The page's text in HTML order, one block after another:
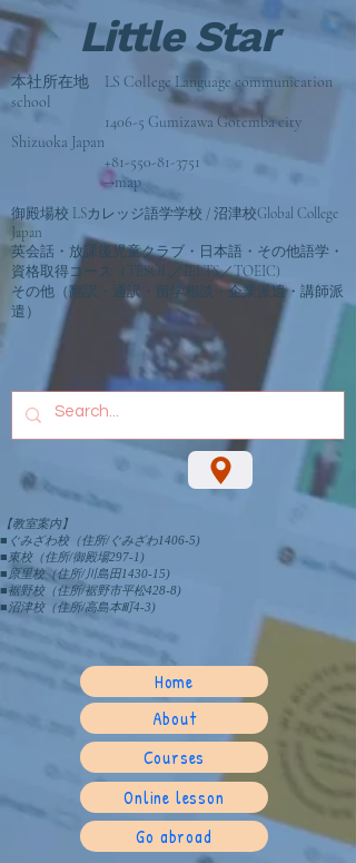
Little Star
本社所在地 LS College Language communication
school
1406-5 Gumizawa Gotemba city
Shizuoka Japan
+81-550-81-3751
→map
御殿場校 LSカレッジ語学学校 / 沼津校Global College
Japan
英会話・放課後児童クラブ・日本語・その他語学・
資格取得コース（TESOL／IELTS／TOEIC)
その他（翻訳・通訳・留学相談 ・企業派遣・講師派
遣）
【教室案内】
■ぐみざわ校（住所/ぐみざわ1406-5)
■東校（住所/御殿場297-1)
■原里校（住所/川島田1430-15)
■裾野校（住所/裾野市平松428-8)
​■沼津校（住所/高島本町4-3)
Home
About
Courses
Online lesson
Go abroad